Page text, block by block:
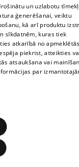
veselīga
un uzlabotu
ģenerēšanai, veiktu
kā arī produktu
sīkdatnēm, kuras tiek
atkarībā no
piekrist, atteikties
atsaukšana vai
par